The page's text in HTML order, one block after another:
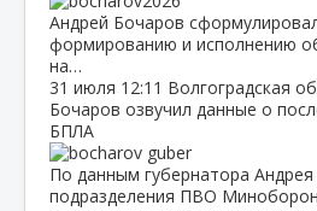
Андрей Бочаров
формированию и исполнению
на…
31 июля 12:11 Волгоградская
Бочаров озвучил данные о
БПЛА
По данным губернатора
подразделения ПВО